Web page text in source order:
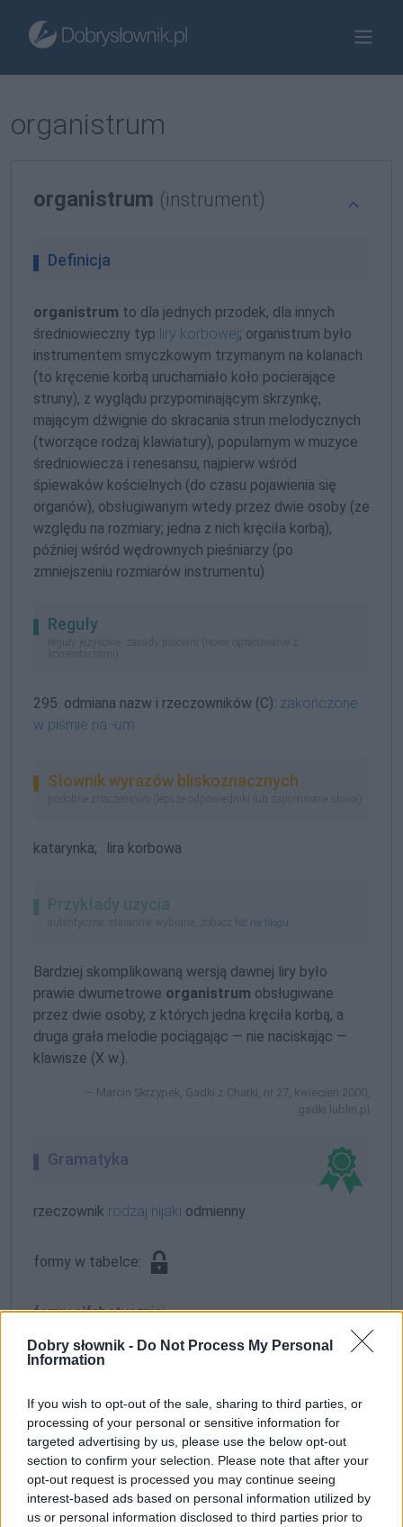
Dobry słownik - Do Not Process My Personal
Information
If you wish to opt-out of the sale, sharing to third parties, or
processing of your personal or sensitive information for
targeted advertising by us, please use the below opt-out
section to confirm your selection. Please note that after your
opt-out request is processed you may continue seeing
interest-based ads based on personal information utilized by
us or personal information disclosed to third parties prior to
organistrum
organistrum (instrument)
Definicja
organistrum to dla jednych przodek, dla innych
średniowieczny typ liry korbowej; organistrum było
instrumentem smyczkowym trzymanym na kolanach
(to kręcenie korbą uruchamiało koło pocierające
struny), z wyglądu przypominającym skrzynkę,
mającym dźwignie do skracania strun melodycznych
(tworzące rodzaj klawiatury), popularnym w muzyce
średniowiecza i renesansu, najpierw wśród
śpiewaków kościelnych (do czasu pojawienia się
organów), obsługiwanym wtedy przez dwie osoby (ze
względu na rozmiary; jedna z nich kręciła korbą),
później wśród wędrownych pieśniarzy (po
zmniejszeniu rozmiarów instrumentu)
Reguły
reguły językowe, zasady pisowni (nowe opracowanie z
komentarzami)
295. odmiana nazw i rzeczowników (C): zakończone
w piśmie na -um
Słownik wyrazów bliskoznacznych
podobne znaczeniowo (lepsze odpowiedniki lub zapomniane słowa)
katarynka; lira korbowa
Przykłady użycia
autentyczne, starannie wybrane, zobacz też na blogu
Bardziej skomplikowaną wersją dawnej liry było
prawie dwumetrowe organistrum obsługiwane
przez dwie osoby, z których jedna kręciła korbą, a
druga grała melodie pociągając — nie naciskając —
klawisze (X w.).
Marcin Skrzypek, Gadki z Chatki, nr 27, kwiecień 2000,
gadki.lublin.pl
Gramatyka
rzeczownik rodzaj nijaki odmienny
formy w tabelce:
formy alfabetycznie:
organistra; organistrach; organistrami; organistrom;
organistrów; organistrum
ZGŁOŚ POPRAWKĘ